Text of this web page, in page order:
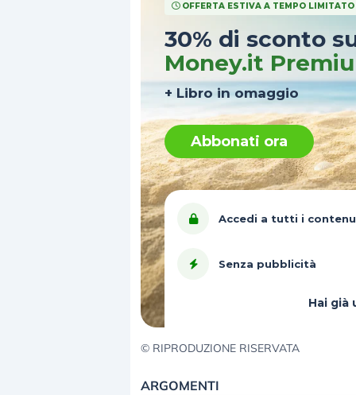
OFFERTA ESTIVA A TEMPO LIMITATO
30% di sconto
Money.it
+ Libro in omaggio
Abbonati ora
Accedi a tutti i
Senza pubblicità
Hai già
© RIPRODUZIONE RISERVATA
ARGOMENTI